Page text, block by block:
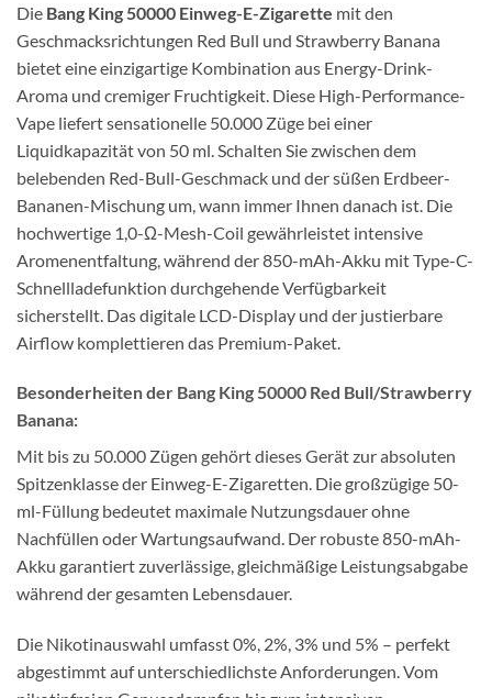
Die Bang King 50000 Einweg-E-Zigarette mit den
Geschmacksrichtungen Red Bull und Strawberry Banana
bietet eine einzigartige Kombination aus Energy-Drink-
Aroma und cremiger Fruchtigkeit. Diese High-Performance-
Vape liefert sensationelle 50.000 Züge bei einer
Liquidkapazität von 50 ml. Schalten Sie zwischen dem
belebenden Red-Bull-Geschmack und der süßen Erdbeer-
Bananen-Mischung um, wann immer Ihnen danach ist. Die
hochwertige 1,0-Ω-Mesh-Coil gewährleistet intensive
Aromenentfaltung, während der 850-mAh-Akku mit Type-C-
Schnellladefunktion durchgehende Verfügbarkeit
sicherstellt. Das digitale LCD-Display und der justierbare
Airflow komplettieren das Premium-Paket.
Besonderheiten der Bang King 50000 Red Bull/Strawberry
Banana:
Mit bis zu 50.000 Zügen gehört dieses Gerät zur absoluten
Spitzenklasse der Einweg-E-Zigaretten. Die großzügige 50-
ml-Füllung bedeutet maximale Nutzungsdauer ohne
Nachfüllen oder Wartungsaufwand. Der robuste 850-mAh-
Akku garantiert zuverlässige, gleichmäßige Leistungsabgabe
während der gesamten Lebensdauer.
Die Nikotinauswahl umfasst 0%, 2%, 3% und 5% – perfekt
abgestimmt auf unterschiedlichste Anforderungen. Vom